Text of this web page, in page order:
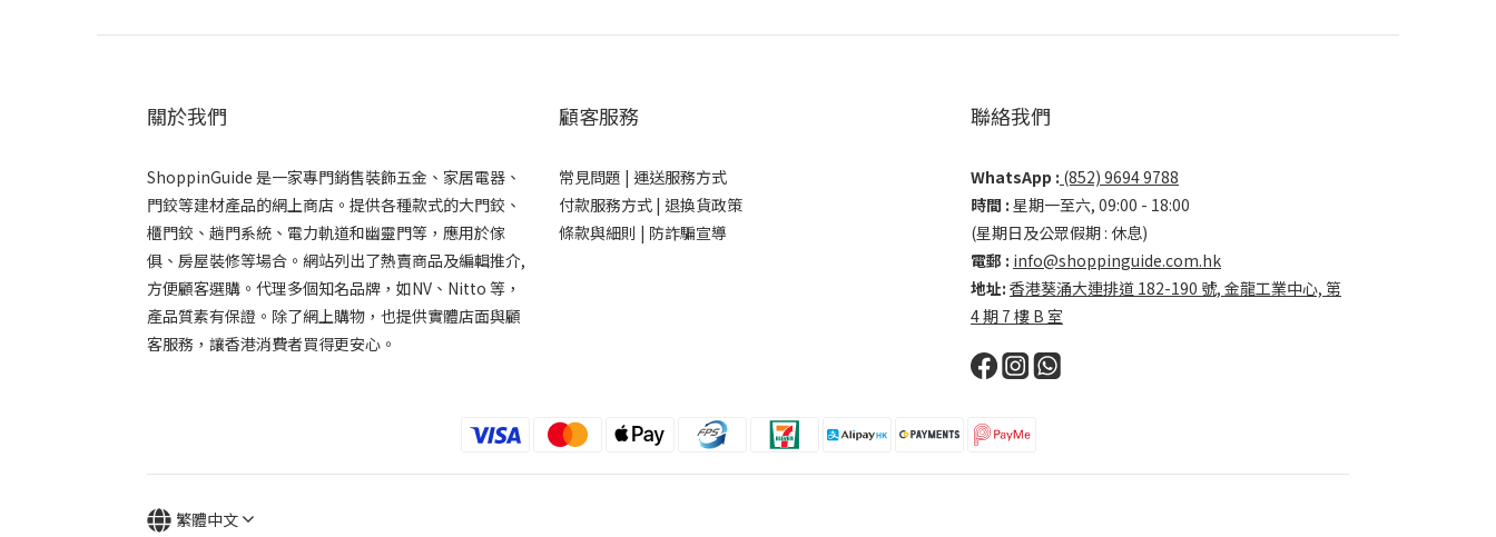
關於我們
ShoppinGuide 是一家專門銷售裝飾五金、家居電器、
門鉸等建材產品的網上商店。提供各種款式的大門鉸、
櫃門鉸、趟門系統、電力軌道和幽靈門等，應用於傢
俱、房屋裝修等場合。網站列出了熱賣商品及編輯推介,
方便顧客選購。代理多個知名品牌，如NV、Nitto 等，
產品質素有保證。除了網上購物，也提供實體店面與顧
客服務，讓香港消費者買得更安心。
顧客服務
常見問題 | 運送服務方式
付款服務方式 | 退換貨政策
條款與細則 | 防詐騙宣導
聯絡我們
WhatsApp : (852) 9694 9788
時間 : 星期一至六, 09:00 - 18:00
(星期日及公眾假期 : 休息)
電郵 : info@shoppinguide.com.hk
地址: 香港葵涌大連排道 182-190 號, 金龍工業中心, 第
4 期 7 樓 B 室
繁體中文